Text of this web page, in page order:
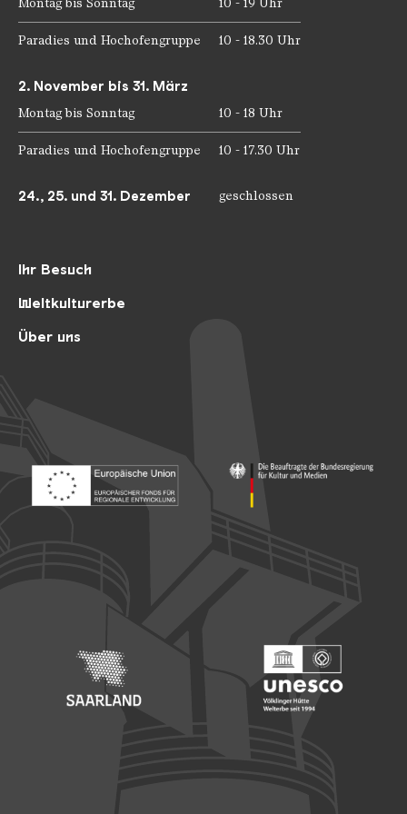
Ihr Besuch
Weltkulturerbe
Über uns
Montag bis Sonntag 10 - 19 Uhr
Paradies und Hochofengruppe 10 - 18.30 Uhr
2. November bis 31. März
Montag bis Sonntag 10 - 18 Uhr
Paradies und Hochofengruppe 10 - 17.30 Uhr
24., 25. und 31. Dezember geschlossen